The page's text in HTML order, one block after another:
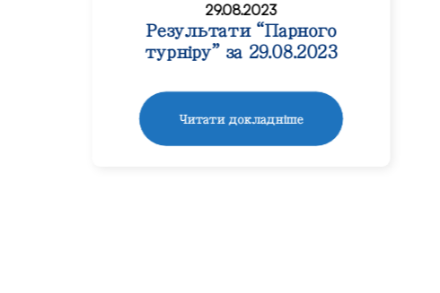
29.08.2023
Результати “Парного
турніру” за 29.08.2023
Читати докладніше